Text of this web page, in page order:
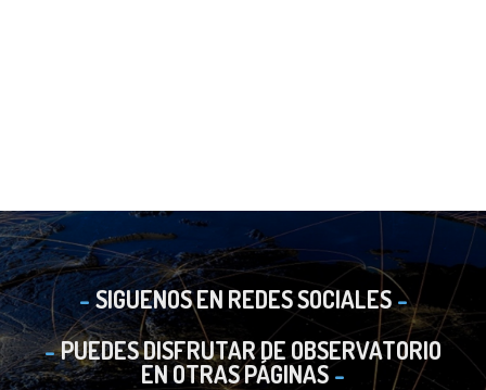
SIGUENOS EN REDES SOCIALES
PUEDES DISFRUTAR DE OBSERVATORIO
EN OTRAS PÁGINAS